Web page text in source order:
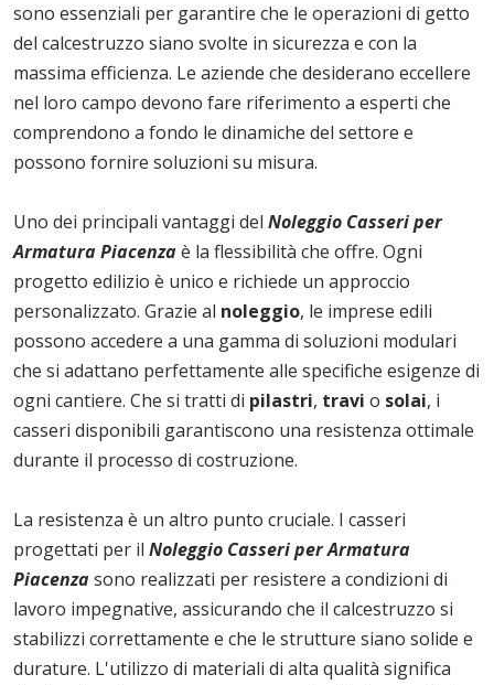
sono essenziali per garantire che le operazioni di getto
del calcestruzzo siano svolte in sicurezza e con la
massima efficienza. Le aziende che desiderano eccellere
nel loro campo devono fare riferimento a esperti che
comprendono a fondo le dinamiche del settore e
possono fornire soluzioni su misura.
Uno dei principali vantaggi del Noleggio Casseri per
Armatura Piacenzaè la flessibilità che offre. Ogni
progetto edilizio è unico e richiede un approccio
personalizzato. Grazie al noleggio, le imprese edili
possono accedere a una gamma di soluzioni modulari
che si adattano perfettamente alle specifiche esigenze di
ogni cantiere. Che si tratti di pilastri, travi o solai, i
casseri disponibili garantiscono una resistenza ottimale
durante il processo di costruzione.
La resistenza è un altro punto cruciale. I casseri
progettati per il Noleggio Casseri per Armatura
Piacenzasono realizzati per resistere a condizioni di
lavoro impegnative, assicurando che il calcestruzzo si
stabilizzi correttamente e che le strutture siano solide e
durature. L'utilizzo di materiali di alta qualità significa